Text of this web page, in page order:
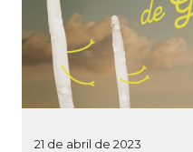
21 de abril de 2023